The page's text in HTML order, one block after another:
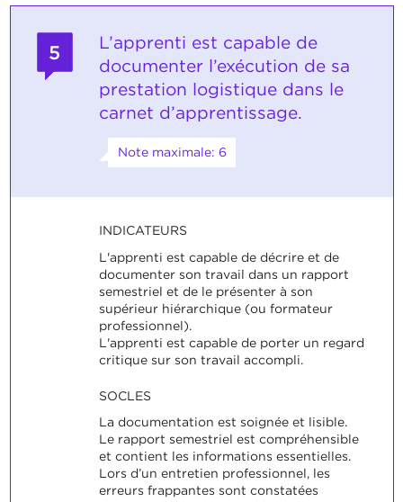
5
L’apprenti est capable de
documenter l’exécution de sa
prestation logistique dans le
carnet d’apprentissage.
Note maximale: 6
INDICATEURS
L'apprenti est capable de décrire et de
documenter son travail dans un rapport
semestriel et de le présenter à son
supérieur hiérarchique (ou formateur
professionnel).
L'apprenti est capable de porter un regard
critique sur son travail accompli.
SOCLES
La documentation est soignée et lisible.
Le rapport semestriel est compréhensible
et contient les informations essentielles.
Lors d’un entretien professionnel, les
erreurs frappantes sont constatées